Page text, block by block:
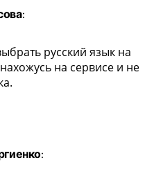
:
русский язык на
на сервисе и не
: